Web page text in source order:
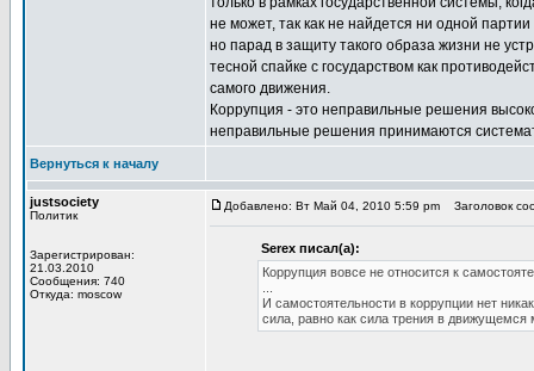
не может, так как не найдется ни одной
но парад в защиту такого образа жизни не
тесной спайке с государством как
самого движения.
Коррупция - это неправильные решения
неправильные решения принимаются
Вернуться к началу
justsociety
Политик
Зарегистрирован:
21.03.2010
Сообщения: 740
Откуда: moscow
Добавлено: Вт Май 04, 2010 5:59 pm Заголовок
Serex писал(а):
Коррупция вовсе не относится к
И самостоятельности в коррупции нет
сила, равно как сила трения в